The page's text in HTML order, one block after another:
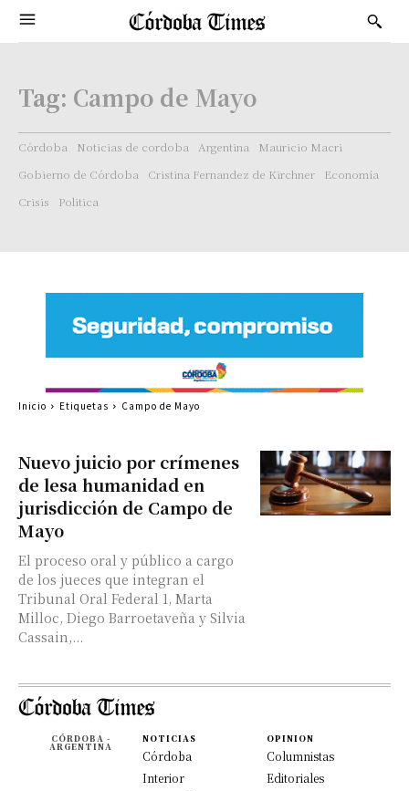
Tag: Campo de Mayo
Córdoba Noticias de cordoba Argentina
Mauricio Macri
Gobierno de Córdoba
Cristina Fernandez de Kirchner
Economía
Crisis
Politica
Nuevo juicio por crímenes
de lesa humanidad en
jurisdicción de Campo de
Mayo
El proceso oral y público a cargo
de los jueces que integran el
Tribunal Oral Federal 1, Marta
Milloc, Diego Barroetaveña y Silvia
Cassain,...
Inicio Etiquetas Campo de Mayo
CÓRDOBA -
ARGENTINA
NOTICIAS
Córdoba
Interior
OPINION
Columnistas
Editoriales